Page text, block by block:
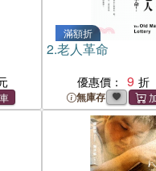
滿額折
2.老人革命
優惠價： 9
無庫存